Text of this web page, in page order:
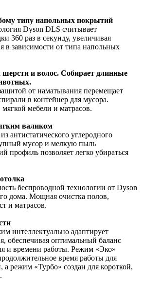
типу напольных покрытий
Dyson DLS считывает
360 раз в секунду, увеличивая
в зависимости от типа напольных
шерсти и волос. Собирает длинные
от наматывания перемещает
в контейнер для мусора.
мебели и матрасов.
валиком
антистатического углеродного
мусор и мелкую пыль
профиль позволяет легко убираться
беспроводной технологии от Dyson
дома. Мощная очистка полов,
и матрасов.
интеллектуально адаптирует
обеспечивая оптимальный баланс
и времени работы. Режим «Эко»
время работы для
режим «Турбо» создан для короткой,